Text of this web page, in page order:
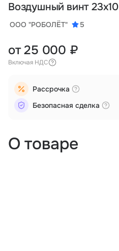
О товаре
Воздушный винт 23х10
ООО "РОБОЛЁТ" 5
от 25 000 ₽
Включая НДС
Рассрочка
Безопасная сделка